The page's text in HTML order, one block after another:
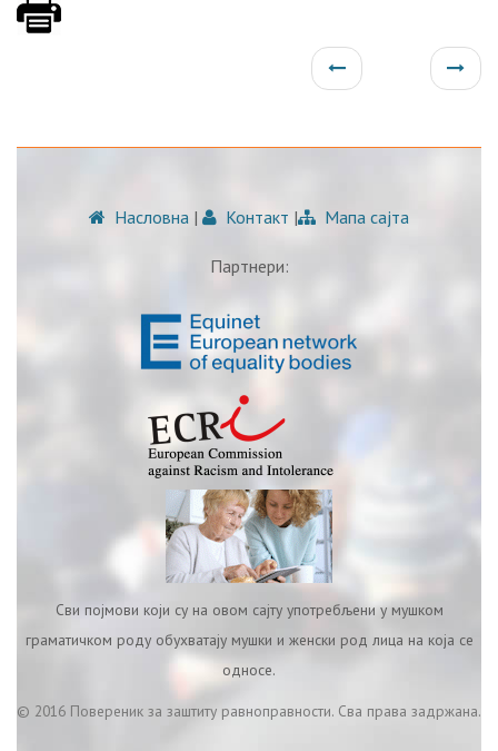
Насловна | Контакт | Мапа сајта
Партнери:
Сви појмови који су на овом сајту употребљени у мушком
граматичком роду обухватају мушки и женски род лица на која се
односе.
© 2016 Повереник за заштиту равноправности. Сва права задржана.